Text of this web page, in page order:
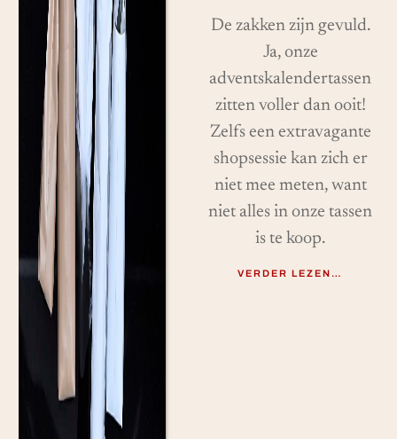
De zakken zijn gevuld.
Ja, onze
adventskalendertassen
zitten voller dan ooit!
Zelfs een extravagante
shopsessie kan zich er
niet mee meten, want
niet alles in onze tassen
is te koop.
VERDER LEZEN…